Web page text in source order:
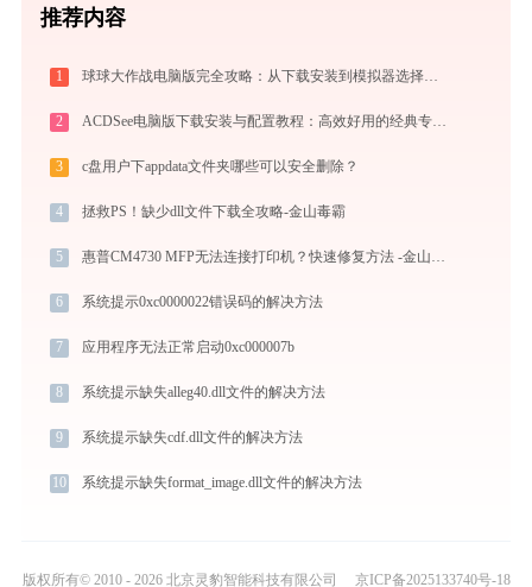
推荐内容
1 球球大作战电脑版完全攻略：从下载安装到模拟器选择，大屏冲分指南
2 ACDSee电脑版下载安装与配置教程：高效好用的经典专业看图与图像管理工具
3 c盘用户下appdata文件夹哪些可以安全删除？
4 拯救PS！缺少dll文件下载全攻略-金山毒霸
5 惠普CM4730 MFP无法连接打印机？快速修复方法 -金山毒霸
6 系统提示0xc0000022错误码的解决方法
7 应用程序无法正常启动0xc000007b
8 系统提示缺失alleg40.dll文件的解决方法
9 系统提示缺失cdf.dll文件的解决方法
10 系统提示缺失format_image.dll文件的解决方法
版权所有© 2010 - 2026 北京灵豹智能科技有限公司 京ICP备2025133740号-18